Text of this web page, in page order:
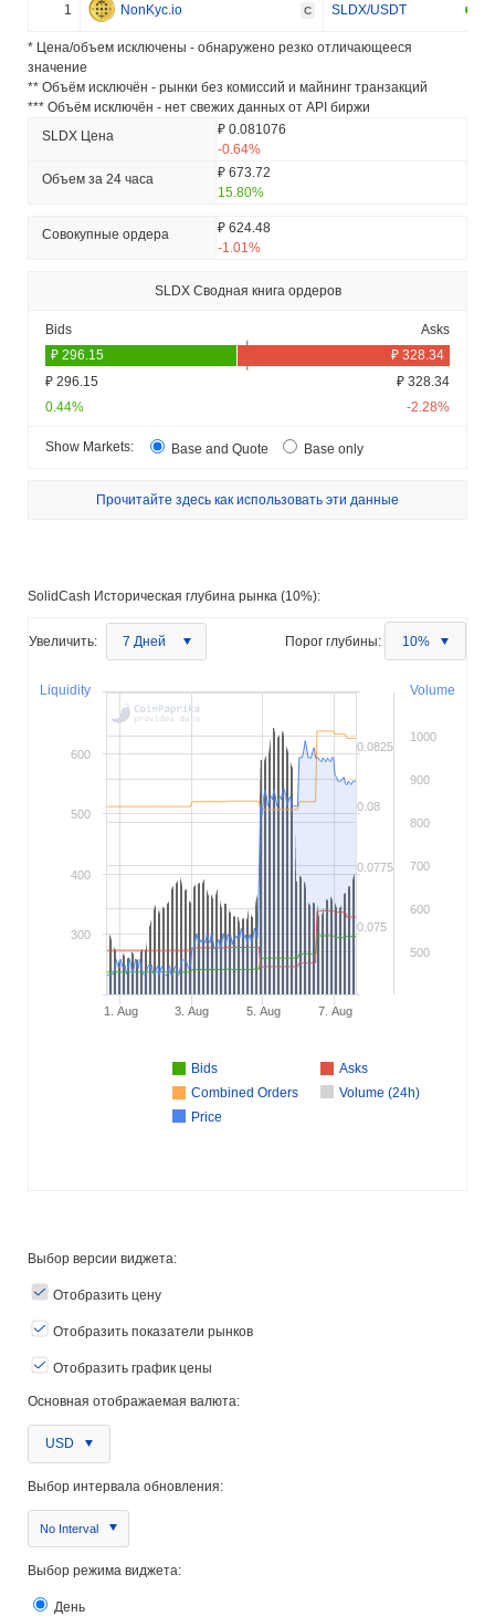
1 NonKyc.io C SLDX/USDT
* Цена/объем исключены - обнаружено резко отличающееся
значение
** Объём исключён - рынки без комиссий и майнинг транзакций
*** Объём исключён - нет свежих данных от API биржи
SLDX Цена
₽ 0.081076
-0.64%
Объем за 24 часа
₽ 673.72
15.80%
Совокупные ордера
₽ 624.48
-1.01%
SLDX Сводная книга ордеров
Bids Asks
₽ 296.15
₽ 328.34
0.44%
-2.28%
Show Markets: Base and Quote Base only
Прочитайте здесь как использовать эти данные
SolidCash Историческая глубина рынка (10%):
Увеличить: 7 Дней Порог глубины: 10%
Volume
Liquidity
Bids
Asks
Combined Orders
Volume (24h)
Price
1. Aug 3. Aug 5. Aug 7. Aug
0.075
0.0775
0.08
0.0825
500
600
700
800
900
1000
300
400
500
600
Выбор версии виджета:
Отобразить цену
Отобразить показатели рынков
Отобразить график цены
Основная отображаемая валюта:
USD
Выбор интервала обновления:
No Interval
Выбор режима виджета:
День